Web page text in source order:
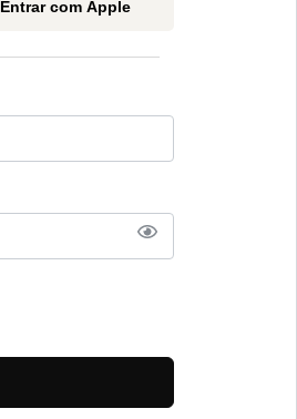
Entrar com Apple